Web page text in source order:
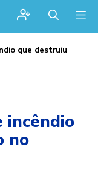
que destruiu
incêndio
no